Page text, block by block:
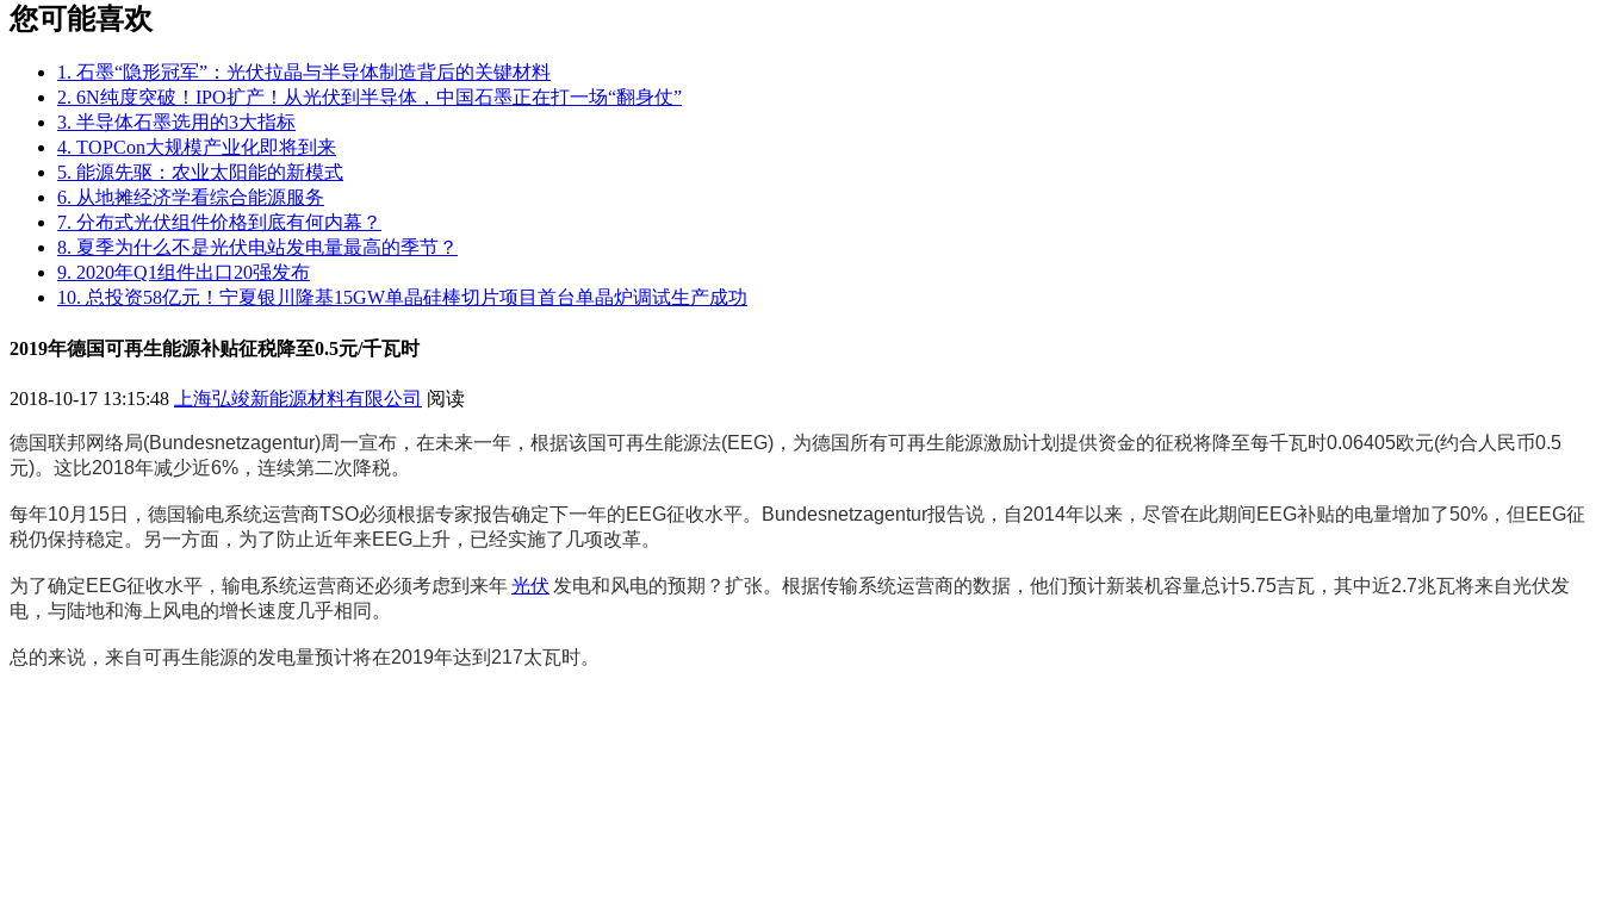
您可能喜欢
1. 石墨“隐形冠军”：光伏拉晶与半导体制造背后的关键材料
2. 6N纯度突破！IPO扩产！从光伏到半导体，中国石墨正在打一场“翻身仗”
3. 半导体石墨选用的3大指标
4. TOPCon大规模产业化即将到来
5. 能源先驱：农业太阳能的新模式
6. 从地摊经济学看综合能源服务
7. 分布式光伏组件价格到底有何内幕？
8. 夏季为什么不是光伏电站发电量最高的季节？
9. 2020年Q1组件出口20强发布
10. 总投资58亿元！宁夏银川隆基15GW单晶硅棒切片项目首台单晶炉调试生产成功
2019年德国可再生能源补贴征税降至0.5元/千瓦时
2018-10-17 13:15:48 上海弘竣新能源材料有限公司 阅读
德国联邦网络局(Bundesnetzagentur)周一宣布，在未来一年，根据该国可再生能源法(EEG)，为德国所有可再生能源激励计划提供资金的征税将降至每千瓦时0.06405欧元(约合人民币0.5
元)。这比2018年减少近6%，连续第二次降税。
每年10月15日，德国输电系统运营商TSO必须根据专家报告确定下一年的EEG征收水平。Bundesnetzagentur报告说，自2014年以来，尽管在此期间EEG补贴的电量增加了50%，但EEG征
税仍保持稳定。另一方面，为了防止近年来EEG上升，已经实施了几项改革。
为了确定EEG征收水平，输电系统运营商还必须考虑到来年光伏 发电和风电的预期？扩张。根据传输系统运营商的数据，他们预计新装机容量总计5.75吉瓦，其中近2.7兆瓦将来自光伏发
电，与陆地和海上风电的增长速度几乎相同。
总的来说，来自可再生能源的发电量预计将在2019年达到217太瓦时。